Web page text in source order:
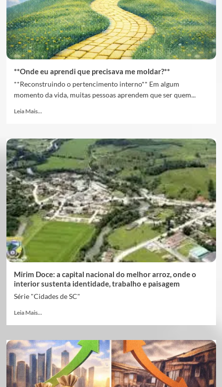
**Onde eu aprendi que precisava me moldar?**
**Reconstruindo o pertencimento interno** Em algum
momento da vida, muitas pessoas aprendem que ser quem...
Leia Mais...
Mirim Doce: a capital nacional do melhor arroz, onde o
interior sustenta identidade, trabalho e paisagem
Série "Cidades de SC"
Leia Mais...